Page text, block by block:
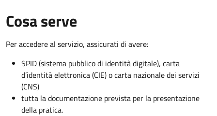
Cosa serve
Per accedere al servizio, assicurati di avere:
SPID (sistema pubblico di identità digitale), carta
d’identità elettronica (CIE) o carta nazionale dei servizi
(CNS)
tutta la documentazione prevista per la presentazione
della pratica.